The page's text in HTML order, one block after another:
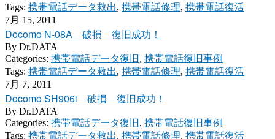
Tags: 携帯電話データ救出, 携帯電話修理, 携帯電話復活
7月 15, 2011
Docomo N-08A 破損 復旧成功！
By Dr.DATA
Categories: 携帯電話データ復旧 , 携帯電話復旧事例
Tags: 携帯電話データ救出, 携帯電話修理, 携帯電話復活
7月 7, 2011
Docomo SH906i 破損 復旧成功！
By Dr.DATA
Categories: 携帯電話データ復旧 , 携帯電話復旧事例
Tags: 携帯電話データ救出, 携帯電話修理, 携帯電話復活